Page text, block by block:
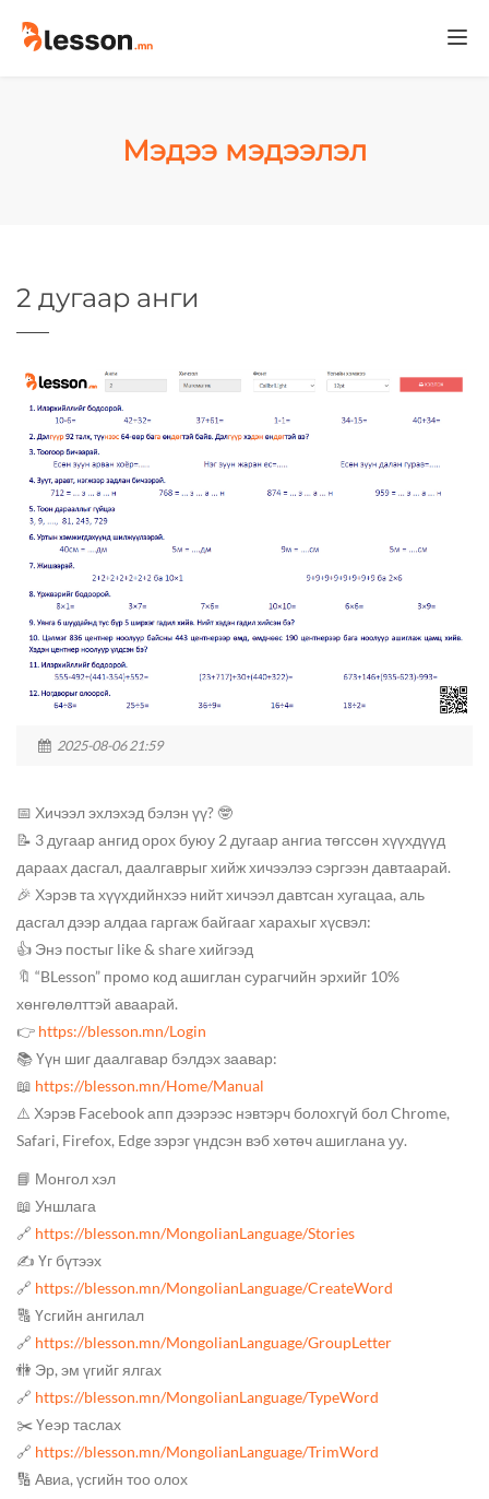
Мэдээ мэдээлэл
2 дугаар анги
2025-08-06 21:59
📅 Хичээл эхлэхэд бэлэн үү? 🤓
📝 3 дугаар ангид орох буюу 2 дугаар ангиа төгссөн хүүхдүүд
дараах дасгал, даалгаврыг хийж хичээлээ сэргээн давтаарай.
🎉 Хэрэв та хүүхдийнхээ нийт хичээл давтсан хугацаа, аль
дасгал дээр алдаа гаргаж байгааг харахыг хүсвэл:
👍 Энэ постыг like & share хийгээд
🔖 “BLesson” промо код ашиглан сурагчийн эрхийг 10%
хөнгөлөлттэй аваарай.
👉 https://blesson.mn/Login
📚 Үүн шиг даалгавар бэлдэх заавар:
📖 https://blesson.mn/Home/Manual
⚠️ Хэрэв Facebook апп дээрээс нэвтэрч болохгүй бол Chrome,
Safari, Firefox, Edge зэрэг үндсэн вэб хөтөч ашиглана уу.
📘 Монгол хэл
📖 Уншлага
🔗 https://blesson.mn/MongolianLanguage/Stories
✍️ Үг бүтээх
🔗 https://blesson.mn/MongolianLanguage/CreateWord
🔠 Үсгийн ангилал
🔗 https://blesson.mn/MongolianLanguage/GroupLetter
🚻 Эр, эм үгийг ялгах
🔗 https://blesson.mn/MongolianLanguage/TypeWord
✂️ Үеэр таслах
🔗 https://blesson.mn/MongolianLanguage/TrimWord
🔢 Авиа, үсгийн тоо олох